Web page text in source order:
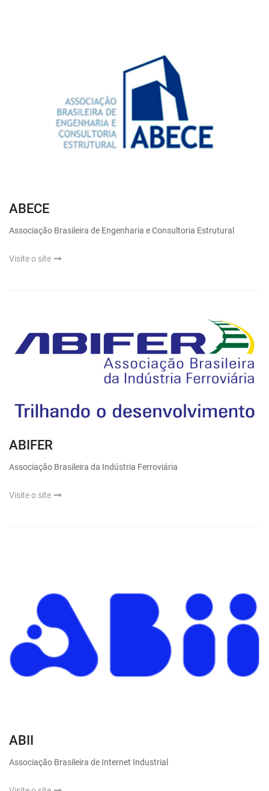
ABECE
Associação Brasileira de Engenharia e Consultoria Estrutural
Visite o site
ABIFER
Associação Brasileira da Indústria Ferroviária
Visite o site
ABII
Associação Brasileira de Internet Industrial